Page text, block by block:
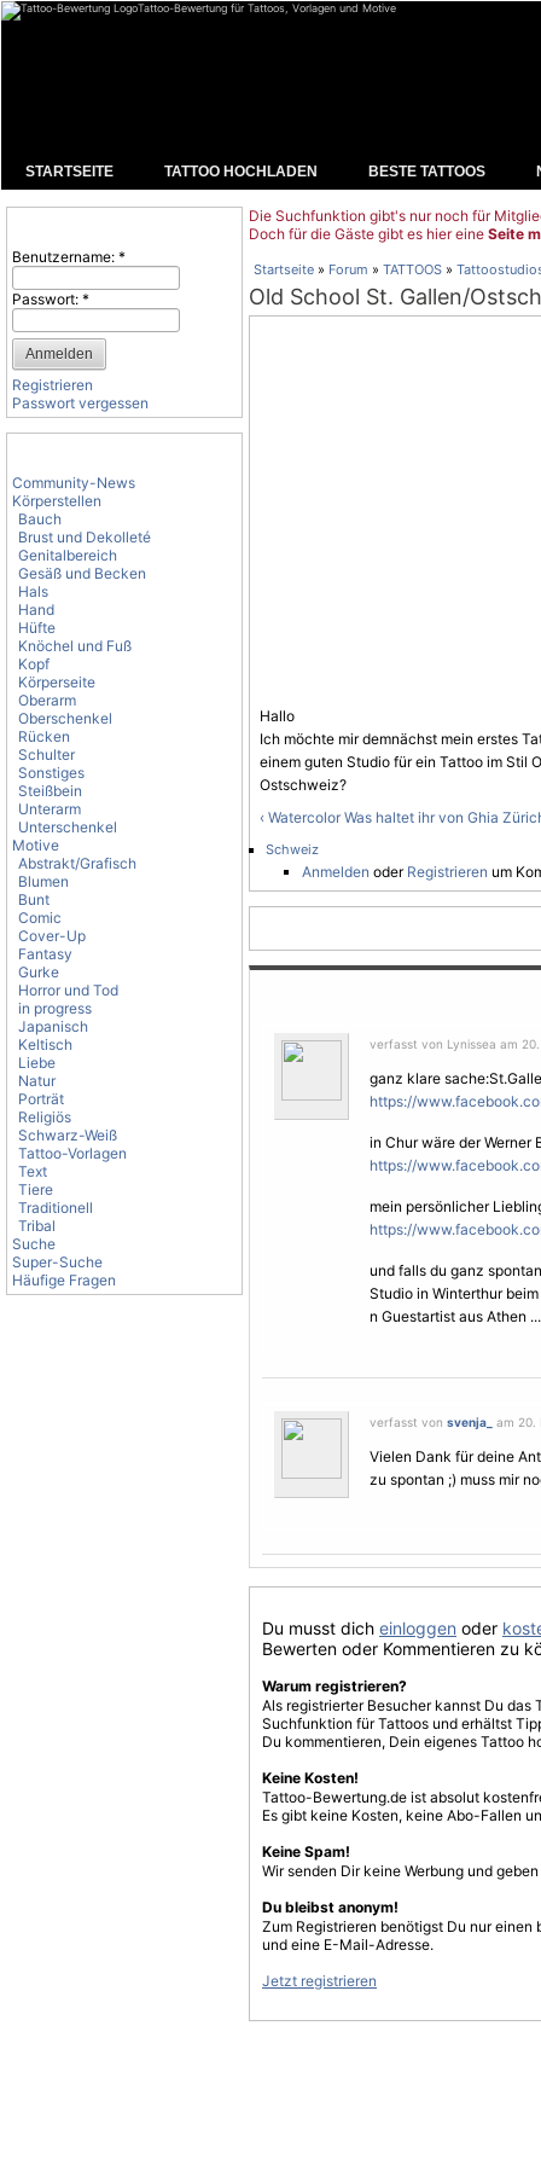
Tattoo-Bewertung für Tattoos, Vorlagen und Motive
STARTSEITE TATTOO HOCHLADEN BESTE TATTOOS
Benutzername: *
Passwort: *
Registrieren
Passwort vergessen
Community-News
Körperstellen
Bauch
Brust und Dekolleté
Genitalbereich
Gesäß und Becken
Hals
Hand
Hüfte
Knöchel und Fuß
Kopf
Körperseite
Oberarm
Oberschenkel
Rücken
Schulter
Sonstiges
Steißbein
Unterarm
Unterschenkel
Motive
Abstrakt/Grafisch
Blumen
Bunt
Comic
Cover-Up
Fantasy
Gurke
Horror und Tod
in progress
Japanisch
Keltisch
Liebe
Natur
Porträt
Religiös
Schwarz-Weiß
Tattoo-Vorlagen
Text
Tiere
Traditionell
Tribal
Suche
Super-Suche
Häufige Fragen
Die Suchfunktion gibt's nur noch für
Doch für die Gäste gibt es hier eine Seite
Startseite » Forum » TATTOOS »
Old School St. Gallen/
Hallo
Ich möchte mir demnächst mein erstes
einem guten Studio für ein Tattoo im Stil
Ostschweiz?
‹ Watercolor Was haltet ihr von Ghia
Schweiz
Anmelden oder Registrieren um
verfasst von Lynissea am
ganz klare
https://
in Chur wäre der Werner
https://
mein persönlicher
https://
und falls du ganz
Studio in Winterthur
n Guestartist aus Athen
verfasst von svenja_ am 20.
Vielen Dank für deine
zu spontan ;) muss mir
Du musst dich einloggen oder
Bewerten oder Kommentieren zu
Warum registrieren?
Als registrierter Besucher kannst Du
Suchfunktion für Tattoos und erhältst
Du kommentieren, Dein eigenes Tattoo
Keine Kosten!
Tattoo-Bewertung.de ist absolut
Es gibt keine Kosten, keine Abo-Fallen
Keine Spam!
Wir senden Dir keine Werbung und
Du bleibst anonym!
Zum Registrieren benötigst Du nur einen
und eine E-Mail-Adresse.
Jetzt registrieren